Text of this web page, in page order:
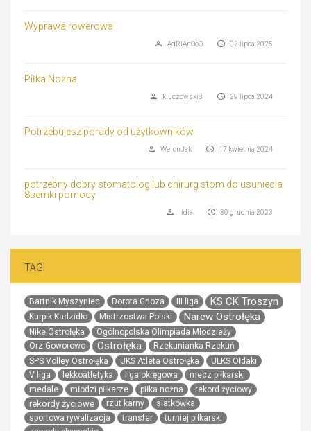
Wyprawa rowerowa
02 lipca 2025
AdRiAnOoO
Piłka Nożna
29 lipca 2024
kluczowski8
Potrzebujesz porady od użytkowników
17 kwietnia 2024
WeronJak
potrzebny dobry stomatolog lub chirurg stom do usuniecia
8semki pomocy
30 grudnia 2023
lidia
TAGI
Bartnik Myszyniec Dorota Gnoza III liga KS CK Troszyn
Kurpik Kadzidło Mistrzostwa Polski Narew Ostrołęka
Nike Ostrołęka
Ogólnopolska Olimpiada Młodzieży
Orz Goworowo
Ostrołęka
Rzekunianka Rzekuń
SPS Volley Ostrołęka
UKS Atleta Ostrołęka
ULKS Ołdaki
V liga
lekkoatletyka liga okręgowa
mecz piłkarski
medale
młodzi piłkarze piłka nożna rekord życiowy
rekordy życiowe rzut karny
siatkówka
sportowa rywalizacja
transfer
turniej piłkarski